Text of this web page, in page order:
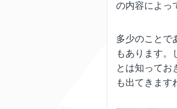
の内容によっ
多少のことで
もあります。
とは知ってお
も出てきます